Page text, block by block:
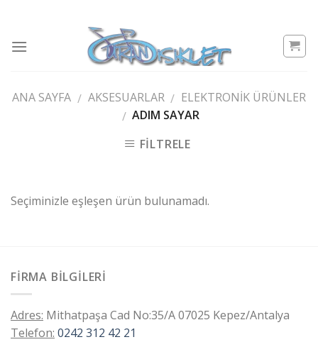
content
ANA SAYFA / AKSESUARLAR / ELEKTRONIK ÜRÜNLER
/ ADIM SAYAR
FILTRELE
Seçiminizle eşleşen ürün bulunamadı.
FIRMA BILGILERI
Adres: Mithatpaşa Cad No:35/A 07025 Kepez/Antalya
Telefon: 0242 312 42 21